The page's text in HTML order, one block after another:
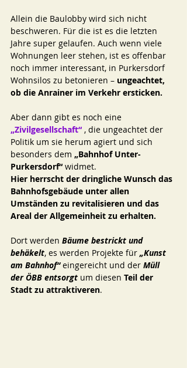
Allein die Baulobby wird sich nicht
beschweren. Für die ist es die letzten
Jahre super gelaufen. Auch wenn viele
Wohnungen leer stehen, ist es offenbar
noch immer interessant, in Purkersdorf
Wohnsilos zu betonieren – ungeachtet,
ob die Anrainer im Verkehr ersticken.
Aber dann gibt es noch eine
„Zivilgesellschaft“ , die ungeachtet der
Politik um sie herum agiert und sich
besonders dem „Bahnhof Unter-
Purkersdorf“ widmet.
Hier herrscht der dringliche Wunsch das
Bahnhofsgebäude unter allen
Umständen zu revitalisieren und das
Areal der Allgemeinheit zu erhalten.
Dort werden Bäume bestrickt und
behäkelt, es werden Projekte für „Kunst
am Bahnhof“ eingereicht und der Müll
der ÖBB entsorgt um diesen Teil der
Stadt zu attraktiveren.